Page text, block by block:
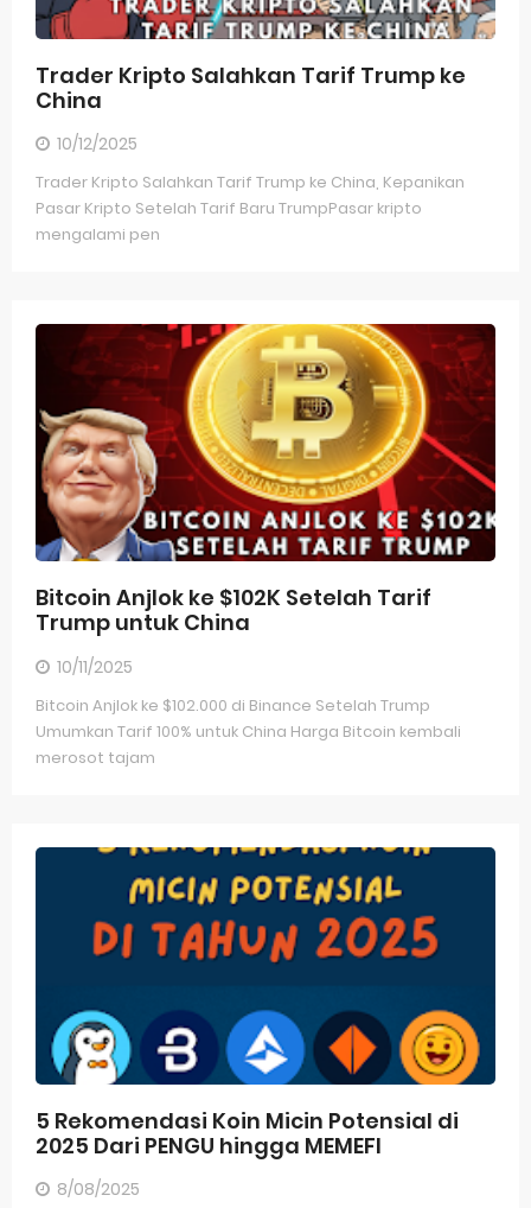
Trader Kripto Salahkan Tarif Trump ke
China
10/12/2025
Trader Kripto Salahkan Tarif Trump ke China, Kepanikan
Pasar Kripto Setelah Tarif Baru TrumpPasar kripto
mengalami pen
Bitcoin Anjlok ke $102K Setelah Tarif
Trump untuk China
10/11/2025
Bitcoin Anjlok ke $102.000 di Binance Setelah Trump
Umumkan Tarif 100% untuk China Harga Bitcoin kembali
merosot tajam
5 Rekomendasi Koin Micin Potensial di
2025 Dari PENGU hingga MEMEFI
8/08/2025